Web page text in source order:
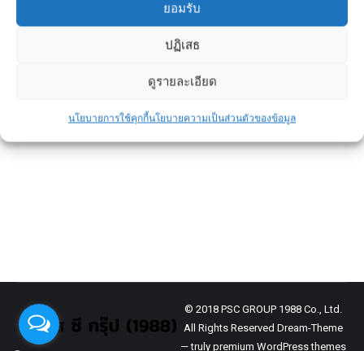
ยอมรับ
ปฏิเสธ
ดูรายละเอียด
นโยบายการใช้คุกกี้นโยบายความเป็นส่วนตัวของข้อมูล
10 เรื่องที่ควรรู้ก่อนซื้อบ้านหลังแรก
เพื่อไม่ให้พลาดในระยะยาว
บ้านคือทรัพย์สินชิ้นใหญ่ที่มีมูลค่ามากที่สุดใน
ชีวิตของหลายคน
© 2018 PSC GROUP 1988 Co., Ltd.
All Rights Reserved Dream-Theme
— truly premium WordPress themes